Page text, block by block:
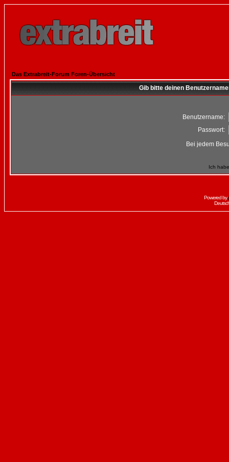
Das Extrabreit-Forum Foren-Übersicht
Gib bitte deinen
Benutzername:
Passwort:
Bei jedem
Ich
Powered by